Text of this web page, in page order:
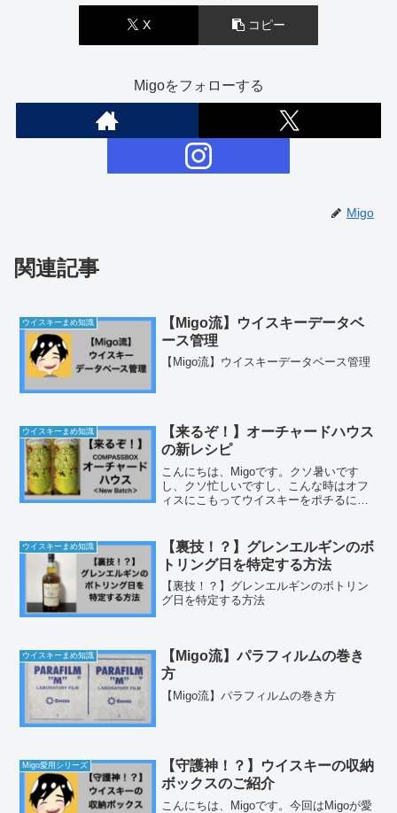
X コピー
Migoをフォローする
Migo
関連記事
ウイスキーまめ知識
【Migo流】ウイスキーデータベ
ース管理
【Migo流】ウイスキーデータベース管理
ウイスキーまめ知識
【来るぞ！】オーチャードハウス
の新レシピ
こんにちは、Migoです。クソ暑いです
し、クソ忙しいですし、こんな時はオフ
ィスにこもってウイスキーをポチるに限
を書いています。2024年8月にコンパスボ
ックスのオーチャ...
ウイスキーまめ知識
【裏技！？】グレンエルギンのボ
トリング日を特定する方法
【裏技！？】グレンエルギンのボトリン
グ日を特定する方法
ウイスキーまめ知識
【Migo流】パラフィルムの巻き
方
【Migo流】パラフィルムの巻き方
Migo愛用シリーズ
【守護神！？】ウイスキーの収納
ボックスのご紹介
こんにちは、Migoです。今回はMigoが愛